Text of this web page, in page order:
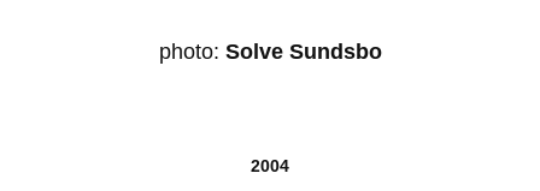
photo: Solve Sundsbo
2004